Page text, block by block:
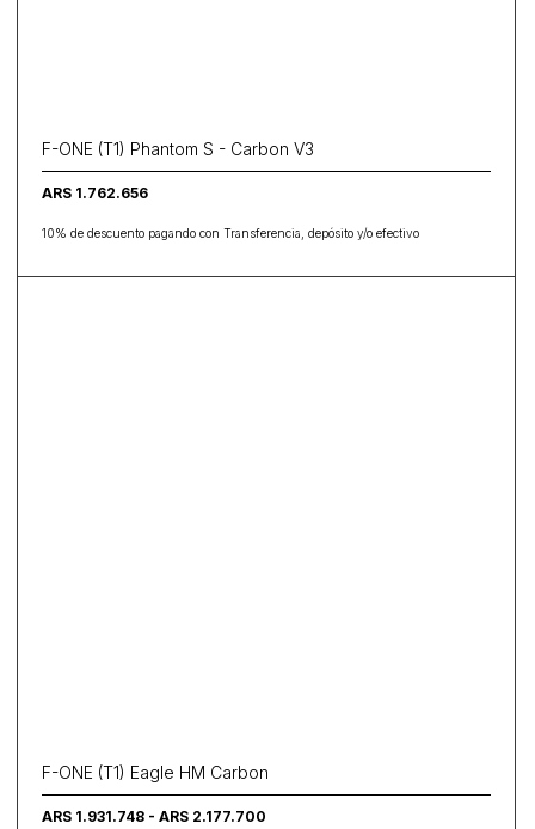
F-ONE (T1) Phantom S - Carbon V3
ARS 1.762.656
10% de descuento pagando con Transferencia, depósito y/o efectivo
F-ONE (T1) Eagle HM Carbon
ARS 1.931.748 - ARS 2.177.700